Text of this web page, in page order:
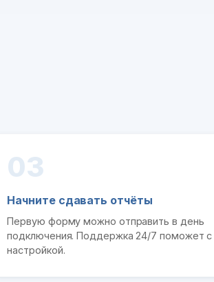
03
Начните сдавать отчёты
Первую форму можно отправить в день
подключения. Поддержка 24/7 поможет с
настройкой.